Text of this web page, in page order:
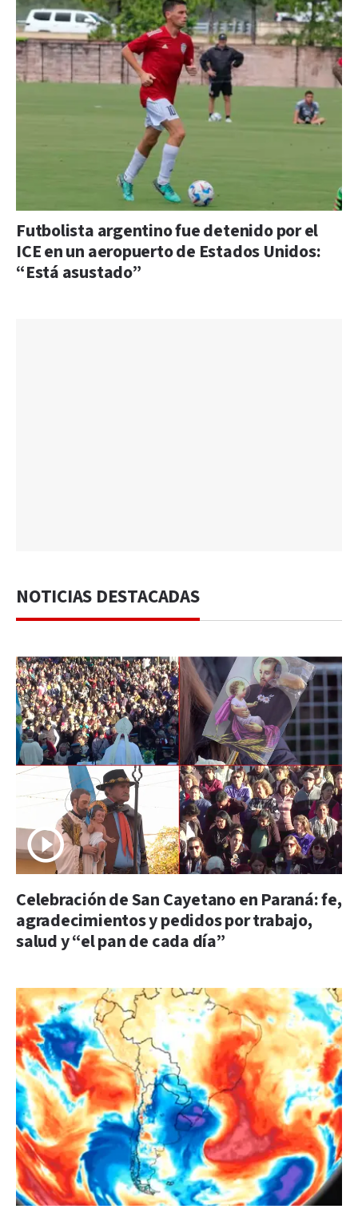
Futbolista argentino fue detenido por el
ICE en un aeropuerto de Estados Unidos:
“Está asustado”
NOTICIAS DESTACADAS
Celebración de San Cayetano en Paraná: fe,
agradecimientos y pedidos por trabajo,
salud y “el pan de cada día”